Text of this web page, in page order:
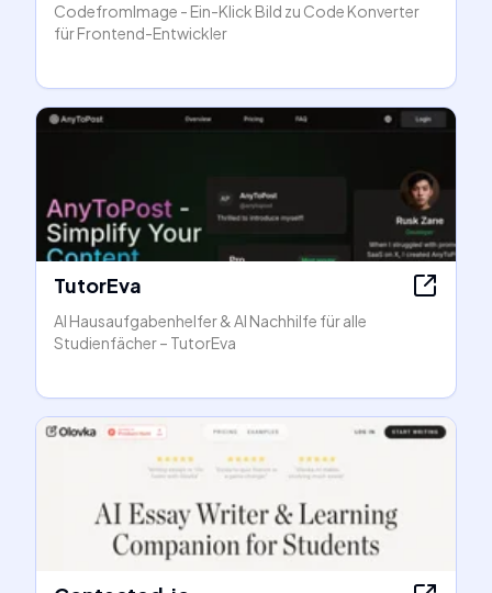
CodefromImage - Ein-Klick Bild zu Code Konverter
für Frontend-Entwickler
TutorEva
AI Hausaufgabenhelfer & AI Nachhilfe für alle
Studienfächer – TutorEva